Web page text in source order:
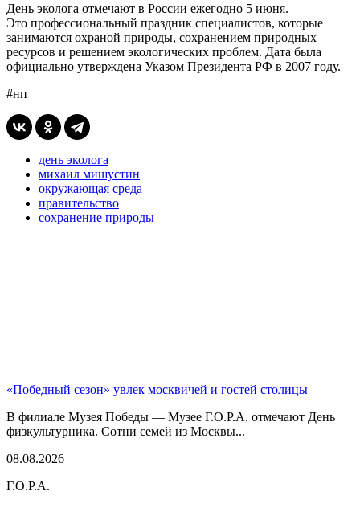
День эколога отмечают в России ежегодно 5 июня.
Это профессиональный праздник специалистов, которые
занимаются охраной природы, сохранением природных
ресурсов и решением экологических проблем. Дата была
официально утверждена Указом Президента РФ в 2007 году.
#нп
день эколога
михаил мишустин
окружающая среда
правительство
сохранение природы
«Победный сезон» увлек москвичей и гостей столицы
В филиале Музея Победы — Музее Г.О.Р.А. отмечают День
физкультурника. Сотни семей из Москвы...
08.08.2026
Г.О.Р.А.